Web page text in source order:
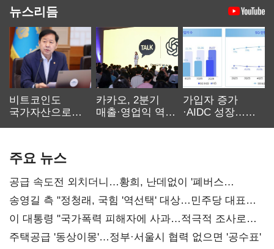
뉴스리듬
비트코인도
국가자산으로…'
카카오, 2분기
매출·영업익 역대
가입자 증가
·AIDC 성장…
주요 뉴스
공급 속도전 외치더니…황희, 난데없이 '폐버스
리모델링' 제안
송영길 측 "정청래, 국힘 '역선택' 대상…민주당 대표로
총선 지휘 못해"
이 대통령 "국가폭력 피해자에 사과…적극적 조사로
진실 밝혀야"
주택공급 '동상이몽'…정부·서울시 협력 없으면 '공수표'